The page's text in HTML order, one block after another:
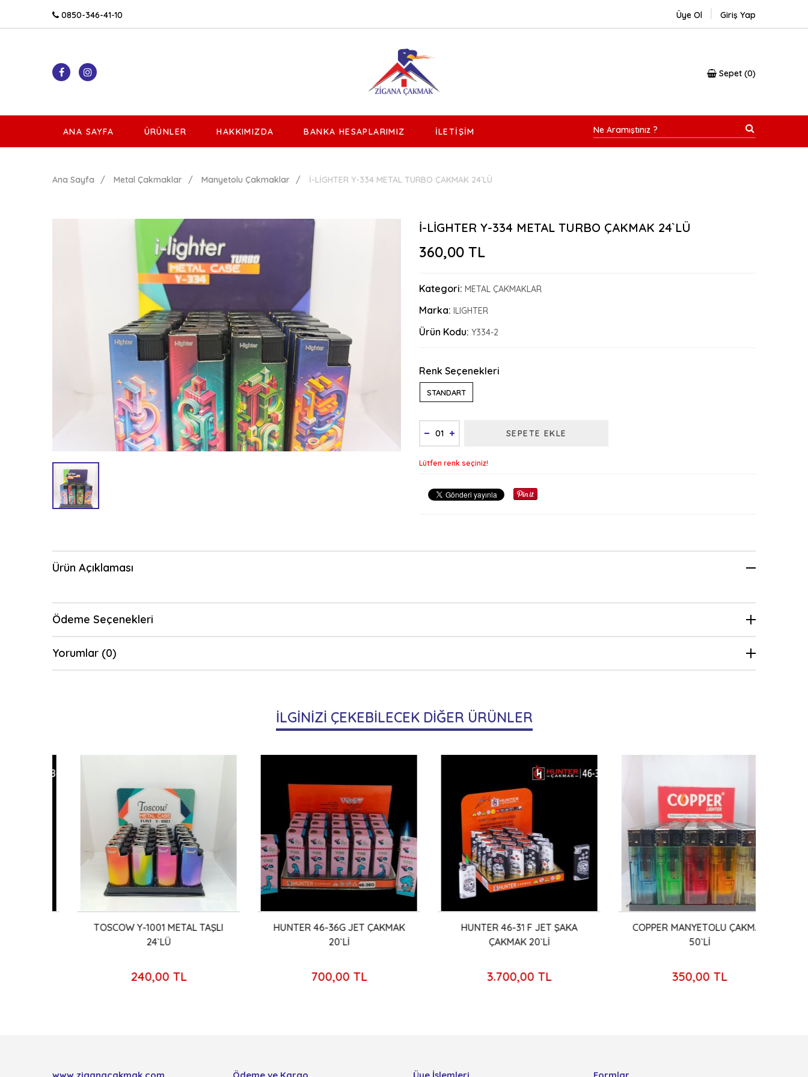
0850-346-41-10 Üye Ol Giriş Yap
Sepet 0
ANA SAYFA ÜRÜNLER HAKKIMIZDA BANKA HESAPLARIMIZ İLETIŞIM
Ana Sayfa Metal Çakmaklar Manyetolu Çakmaklar İ-LİGHTER Y-334 METAL TURBO ÇAKMAK 24`LÜ
İ-LİGHTER Y-334 METAL TURBO ÇAKMAK 24`LÜ
360,00 TL
Kategori: METAL ÇAKMAKLAR
Marka: ILIGHTER
Ürün Kodu: Y334-2
Renk Seçenekleri
STANDART
SEPETE EKLE
Lütfen renk seçiniz!
Ürün Açıklaması
Ödeme Seçenekleri
Yorumlar (0)
İLGİNİZİ ÇEKEBİLECEK DİĞER ÜRÜNLER
TOSCOW Y-1001 METAL TAŞLI
240,00 TL
HUNTER 46-36G JET ÇAKMAK
700,00 TL
HUNTER 46-31 F JET ŞAKA
ÇAKMAK 20`Lİ
3.700,00 TL
COPPER MANYETOLU ÇAKMAK
350,00 TL